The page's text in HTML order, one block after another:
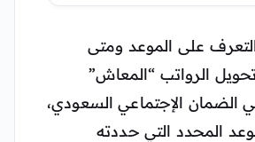
على الموعد ومتى
الرواتب “المعاش”
الضمان الإجتماعي السعودي،
المحدد التي حددته